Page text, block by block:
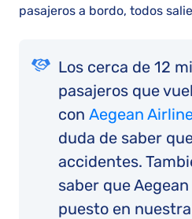
pasajeros a bordo, todos
Los cerca de 12
pasajeros que
con Aegean
duda de saber
accidentes.
saber que
puesto en